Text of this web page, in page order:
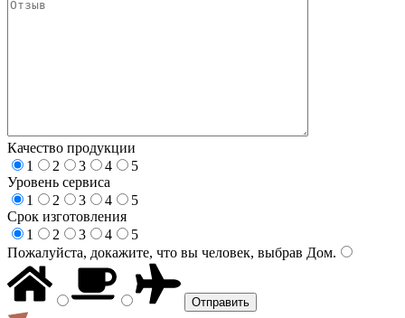
Качество продукции
1
2 3 4
5
Уровень сервиса
1
2 3 4
5
Срок изготовления
1
2 3 4
5
Пожалуйста, докажите, что вы человек, выбрав Дом.